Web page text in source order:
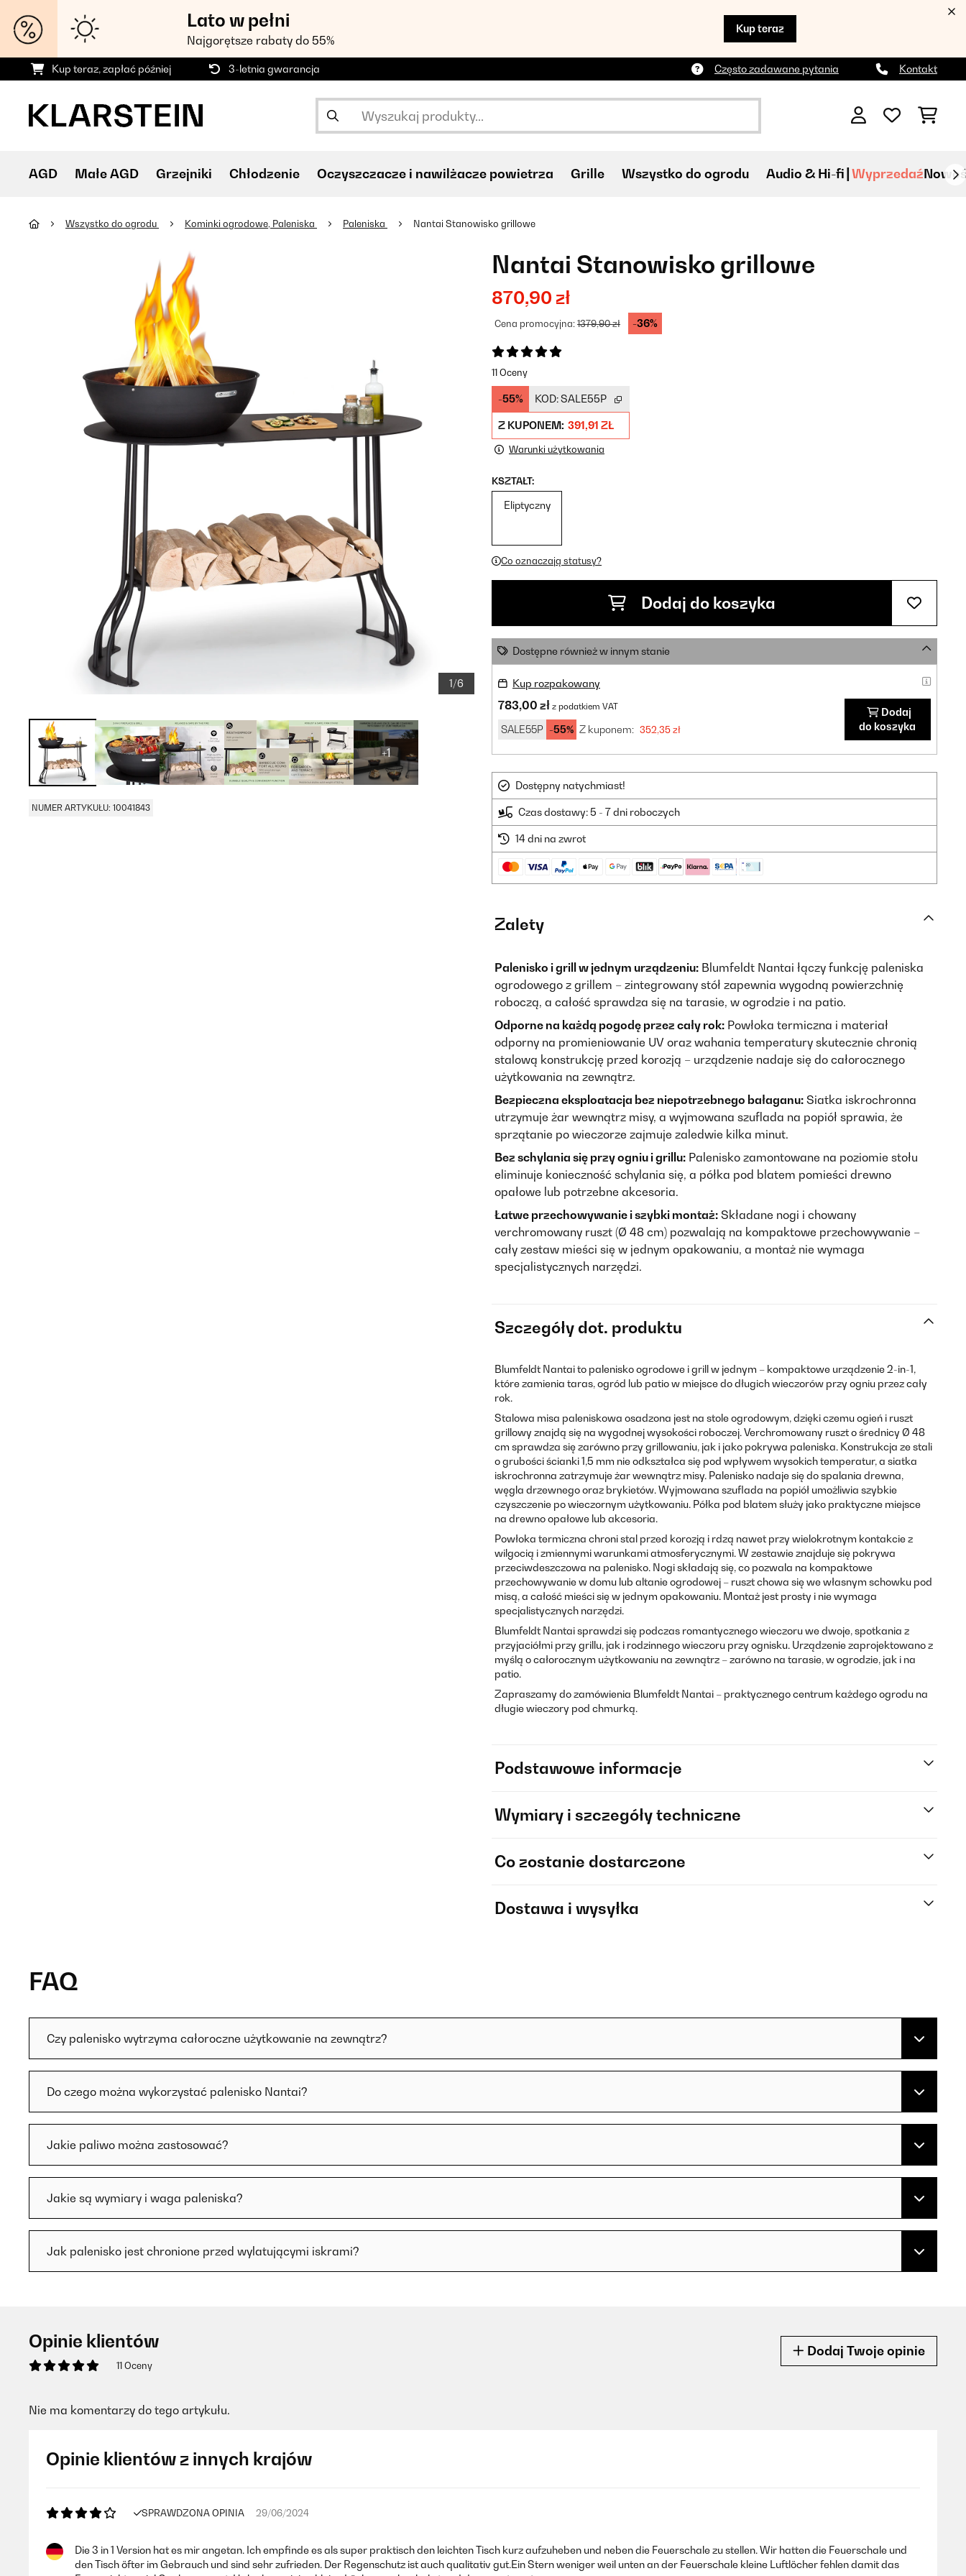
Lato w pełni
Najgorętsze rabaty do 55%
Kup teraz
Kup teraz, zapłać później 3-letnia gwarancja Często zadawane pytania Kontakt
AGD Małe AGD Grzejniki Chłodzenie Oczyszczacze i nawilżacze powietrza Grille Wszystko do ogrodu Audio & Hi-fi Wyprzedaź
Wszystko do ogrodu Kominki ogrodowe, Paleniska Paleniska Nantai Stanowisko grillowe
1/6
+1
NUMER ARTYKUŁU: 10041843
Nantai Stanowisko grillowe
870,90 zł
Cena promocyjna:1379,90 zł -36%
11 Oceny
-55% KOD:SALE55P
Z KUPONEM: 391,91 ZŁ
Warunki użytkowania
KSZTAŁT:
Eliptyczny
Co oznaczają statusy?
Dodaj do koszyka
Dostępne również w innym stanie
Kup rozpakowany
783,00 zł z podatkiem VAT
SALE55P -55% Z kuponem: 352,35 zł
Dodaj
do koszyka
Dostępny natychmiast!
Czas dostawy: 5 - 7 dni roboczych
14 dni na zwrot
Zalety
Palenisko i grill w jednym urządzeniu: Blumfeldt Nantai łączy funkcję paleniska
ogrodowego z grillem – zintegrowany stół zapewnia wygodną powierzchnię
roboczą, a całość sprawdza się na tarasie, w ogrodzie i na patio.
Odporne na każdą pogodę przez cały rok: Powłoka termiczna i materiał
odporny na promieniowanie UV oraz wahania temperatury skutecznie chronią
stalową konstrukcję przed korozją – urządzenie nadaje się do całorocznego
użytkowania na zewnątrz.
Bezpieczna eksploatacja bez niepotrzebnego bałaganu: Siatka iskrochronna
utrzymuje żar wewnątrz misy, a wyjmowana szuflada na popiół sprawia, że
sprzątanie po wieczorze zajmuje zaledwie kilka minut.
Bez schylania się przy ogniu i grillu: Palenisko zamontowane na poziomie stołu
eliminuje konieczność schylania się, a półka pod blatem pomieści drewno
opałowe lub potrzebne akcesoria.
Łatwe przechowywanie i szybki montaż: Składane nogi i chowany
verchromowany ruszt (Ø 48 cm) pozwalają na kompaktowe przechowywanie –
cały zestaw mieści się w jednym opakowaniu, a montaż nie wymaga
specjalistycznych narzędzi.
Szczegóły dot. produktu
Blumfeldt Nantai to palenisko ogrodowe i grill w jednym – kompaktowe urządzenie 2-in-1,
które zamienia taras, ogród lub patio w miejsce do długich wieczorów przy ogniu przez cały
rok.
Stalowa misa paleniskowa osadzona jest na stole ogrodowym, dzięki czemu ogień i ruszt
grillowy znajdą się na wygodnej wysokości roboczej. Verchromowany ruszt o średnicy Ø 48
cm sprawdza się zarówno przy grillowaniu, jak i jako pokrywa paleniska. Konstrukcja ze stali
o grubości ścianki 1,5 mm nie odkształca się pod wpływem wysokich temperatur, a siatka
iskrochronna zatrzymuje żar wewnątrz misy. Palenisko nadaje się do spalania drewna,
węgla drzewnego oraz brykietów. Wyjmowana szuflada na popiół umożliwia szybkie
czyszczenie po wieczornym użytkowaniu. Półka pod blatem służy jako praktyczne miejsce
na drewno opałowe lub akcesoria.
Powłoka termiczna chroni stal przed korozją i rdzą nawet przy wielokrotnym kontakcie z
wilgocią i zmiennymi warunkami atmosferycznymi. W zestawie znajduje się pokrywa
przeciwdeszczowa na palenisko. Nogi składają się, co pozwala na kompaktowe
przechowywanie w domu lub altanie ogrodowej – ruszt chowa się we własnym schowku pod
misą, a całość mieści się w jednym opakowaniu. Montaż jest prosty i nie wymaga
specjalistycznych narzędzi.
Blumfeldt Nantai sprawdzi się podczas romantycznego wieczoru we dwoje, spotkania z
przyjaciółmi przy grillu, jak i rodzinnego wieczoru przy ognisku. Urządzenie zaprojektowano z
myślą o całorocznym użytkowaniu na zewnątrz – zarówno na tarasie, w ogrodzie, jak i na
patio.
Zapraszamy do zamówienia Blumfeldt Nantai – praktycznego centrum każdego ogrodu na
długie wieczory pod chmurką.
Podstawowe informacje
Wymiary i szczegóły techniczne
Co zostanie dostarczone
Dostawa i wysyłka
FAQ
Czy palenisko wytrzyma całoroczne użytkowanie na zewnątrz?
Do czego można wykorzystać palenisko Nantai?
Jakie paliwo można zastosować?
Jakie są wymiary i waga paleniska?
Jak palenisko jest chronione przed wylatującymi iskrami?
Opinie klientów
11 Oceny
Dodaj Twoje opinie
Nie ma komentarzy do tego artykułu.
Opinie klientów z innych krajów
SPRAWDZONA OPINIA 29/06/2024
Die 3 in 1 Version hat es mir angetan. Ich empfinde es als super praktisch den leichten Tisch kurz aufzuheben und neben die Feuerschale zu stellen. Wir hatten die Feuerschale und
den Tisch öfter im Gebrauch und sind sehr zufrieden. Der Regenschutz ist auch qualitativ gut.Ein Stern weniger weil unten an der Feuerschale kleine Luftlöcher fehlen damit das